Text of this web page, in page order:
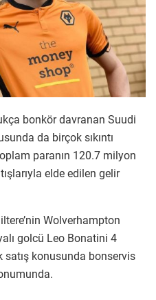
bonkör davranan Suudi
da birçok sıkıntı
paranın 120.7 milyon
elde edilen gelir
Wolverhampton
golcü Leo Bonatini 4
satış konusunda bonservis